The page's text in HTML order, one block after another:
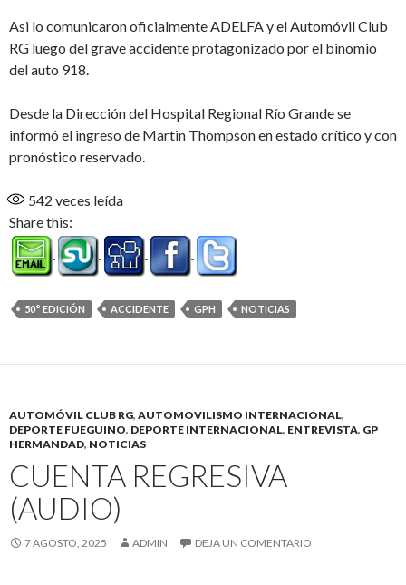
Asi lo comunicaron oficialmente ADELFA y el Automóvil Club
RG luego del grave accidente protagonizado por el binomio
del auto 918.
Desde la Dirección del Hospital Regional Río Grande se
informó el ingreso de Martin Thompson en estado crítico y con
pronóstico reservado.
542 veces leída
Share this:
50° EDICIÓN ACCIDENTE GPH NOTICIAS
AUTOMÓVIL CLUB RG, AUTOMOVILISMO INTERNACIONAL,
DEPORTE FUEGUINO, DEPORTE INTERNACIONAL, ENTREVISTA, GP
HERMANDAD, NOTICIAS
CUENTA REGRESIVA
(AUDIO)
7 AGOSTO, 2025 ADMIN DEJA UN COMENTARIO